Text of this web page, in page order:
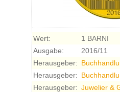
Wert:
1 BARNI
Ausgabe:
2016/11
Herausgeber:
Herausgeber:
Herausgeber: Juwelier &